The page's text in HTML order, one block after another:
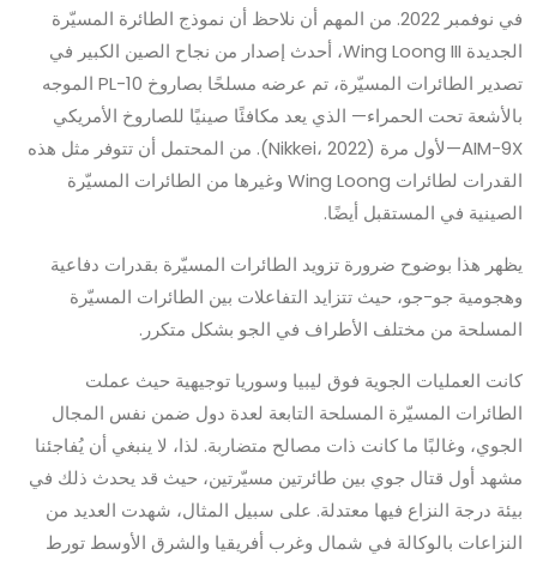
في نوفمبر 2022. من المهم أن نلاحظ أن نموذج الطائرة المسيّرة
الجديدة Wing Loong III، أحدث إصدار من نجاح الصين الكبير في
تصدير الطائرات المسيّرة، تم عرضه مسلحًا بصاروخ PL-10 الموجه
بالأشعة تحت الحمراء— الذي يعد مكافئًا صينيًا للصاروخ الأمريكي
AIM-9X—لأول مرة (Nikkei، 2022). من المحتمل أن تتوفر مثل هذه
القدرات لطائرات Wing Loong وغيرها من الطائرات المسيّرة
الصينية في المستقبل أيضًا.
يظهر هذا بوضوح ضرورة تزويد الطائرات المسيّرة بقدرات دفاعية
وهجومية جو-جو، حيث تتزايد التفاعلات بين الطائرات المسيّرة
المسلحة من مختلف الأطراف في الجو بشكل متكرر.
كانت العمليات الجوية فوق ليبيا وسوريا توجيهية حيث عملت
الطائرات المسيّرة المسلحة التابعة لعدة دول ضمن نفس المجال
الجوي، وغالبًا ما كانت ذات مصالح متضاربة. لذا، لا ينبغي أن يُفاجئنا
مشهد أول قتال جوي بين طائرتين مسيّرتين، حيث قد يحدث ذلك في
بيئة درجة النزاع فيها معتدلة. على سبيل المثال، شهدت العديد من
النزاعات بالوكالة في شمال وغرب أفريقيا والشرق الأوسط تورط